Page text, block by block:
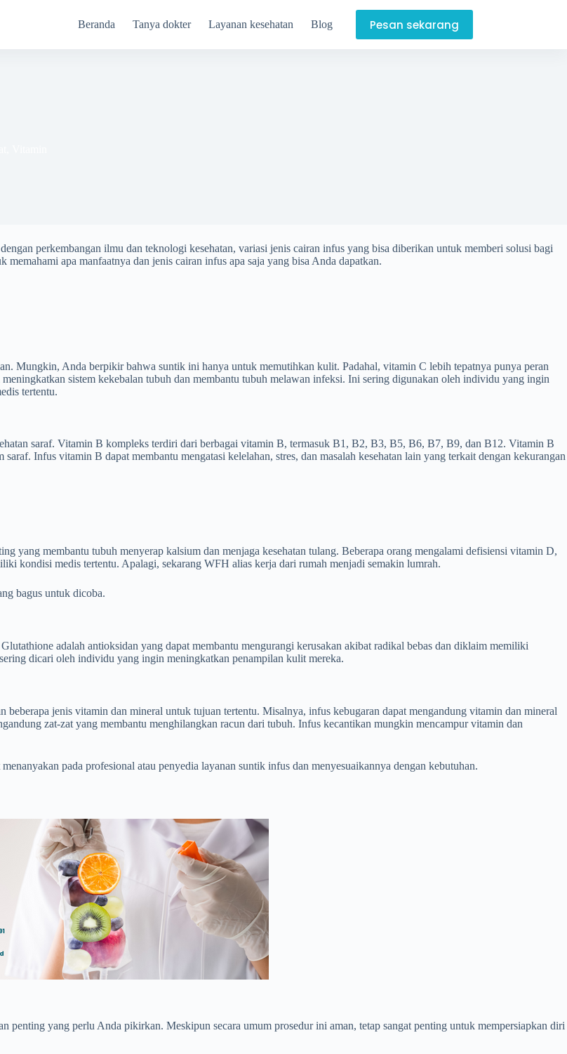
Beranda Tanya dokter Layanan kesehatan Blog Pesan sekarang
perkembangan ilmu dan teknologi kesehatan, variasi jenis cairan infus yang bisa diberikan untuk memberi solusi bagi
apa manfaatnya dan jenis cairan infus apa saja yang bisa Anda dapatkan.
Mungkin, Anda berpikir bahwa suntik ini hanya untuk memutihkan kulit. Padahal, vitamin C lebih tepatnya punya peran
sistem kekebalan tubuh dan membantu tubuh melawan infeksi. Ini sering digunakan oleh individu yang ingin
tertentu.
saraf. Vitamin B kompleks terdiri dari berbagai vitamin B, termasuk B1, B2, B3, B5, B6, B7, B9, dan B12. Vitamin B
Infus vitamin B dapat membantu mengatasi kelelahan, stres, dan masalah kesehatan lain yang terkait dengan kekurangan
yang membantu tubuh menyerap kalsium dan menjaga kesehatan tulang. Beberapa orang mengalami defisiensi vitamin D,
kondisi medis tertentu. Apalagi, sekarang WFH alias kerja dari rumah menjadi semakin lumrah.
bagus untuk dicoba.
adalah antioksidan yang dapat membantu mengurangi kerusakan akibat radikal bebas dan diklaim memiliki
dicari oleh individu yang ingin meningkatkan penampilan kulit mereka.
jenis vitamin dan mineral untuk tujuan tertentu. Misalnya, infus kebugaran dapat mengandung vitamin dan mineral
zat-zat yang membantu menghilangkan racun dari tubuh. Infus kecantikan mungkin mencampur vitamin dan
pada profesional atau penyedia layanan suntik infus dan menyesuaikannya dengan kebutuhan.
penting yang perlu Anda pikirkan. Meskipun secara umum prosedur ini aman, tetap sangat penting untuk mempersiapkan diri